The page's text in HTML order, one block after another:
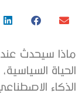
ماذا سيحدث
الحياة
الذكاء